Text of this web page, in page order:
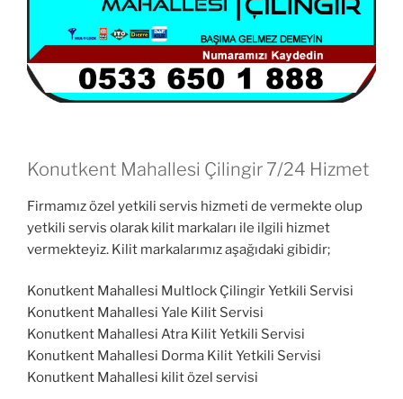
Konutkent Mahallesi Çilingir 7/24 Hizmet
Firmamız özel yetkili servis hizmeti de vermekte olup
yetkili servis olarak kilit markaları ile ilgili hizmet
vermekteyiz. Kilit markalarımız aşağıdaki gibidir;
Konutkent Mahallesi Multlock Çilingir Yetkili Servisi
Konutkent Mahallesi Yale Kilit Servisi
Konutkent Mahallesi Atra Kilit Yetkili Servisi
Konutkent Mahallesi Dorma Kilit Yetkili Servisi
Konutkent Mahallesi kilit özel servisi